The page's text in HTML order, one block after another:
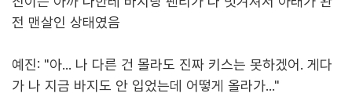
전 맨살인 상태였음
예진: "아... 나 다른 건 몰라도 진짜 키스는 못하겠어. 게다
가 나 지금 바지도 안 입었는데 어떻게 올라가..."